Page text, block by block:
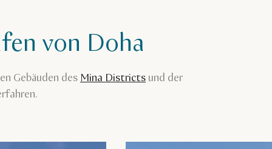
von Doha
Gebäuden desMina Districts und der